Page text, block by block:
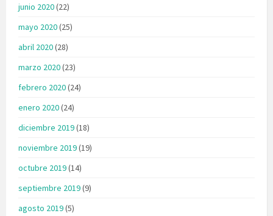
junio 2020(22)
mayo 2020(25)
abril 2020(28)
marzo 2020(23)
febrero 2020(24)
enero 2020(24)
diciembre 2019(18)
noviembre 2019(19)
octubre 2019(14)
septiembre 2019(9)
agosto 2019(5)